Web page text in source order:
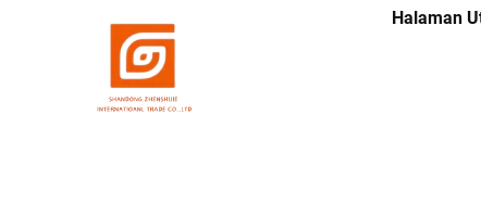
Halaman